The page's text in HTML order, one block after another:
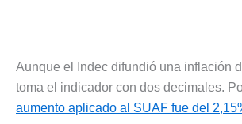
Aunque el Indec difundió una inflación
toma el indicador con dos decimales.
aumento aplicado al SUAF fue del